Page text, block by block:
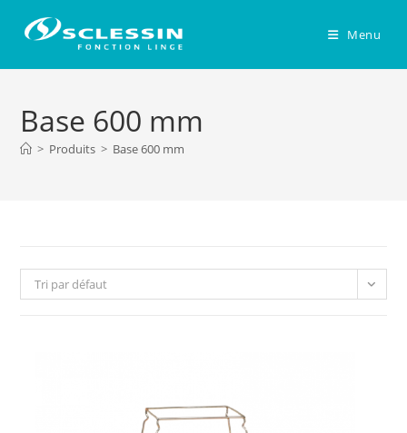
Menu
Base 600 mm
> Produits > Base 600 mm
Tri par défaut